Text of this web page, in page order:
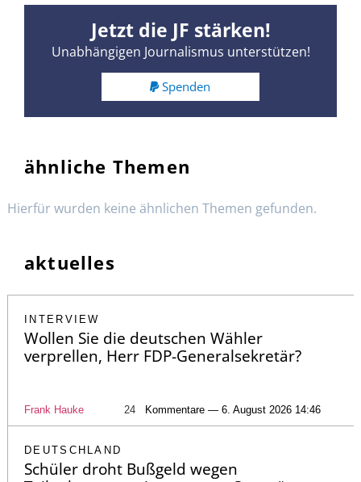
Jetzt die JF stärken!
Unabhängigen Journalismus unterstützen!
Spenden
ähnliche Themen
Hierfür wurden keine ähnlichen Themen gefunden.
aktuelles
INTERVIEW
Wollen Sie die deutschen Wähler
verprellen, Herr FDP-Generalsekretär?
Frank Hauke 24 Kommentare — 6. August 2026 14:46
DEUTSCHLAND
Schüler droht Bußgeld wegen